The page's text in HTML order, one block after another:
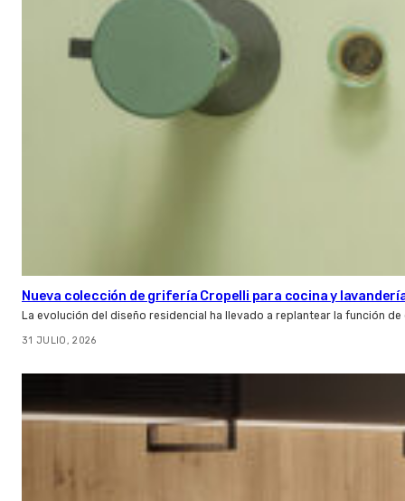
Nueva colección de grifería Cropelli para cocina y
La evolución del diseño residencial ha llevado a replantear la función
31 JULIO, 2026